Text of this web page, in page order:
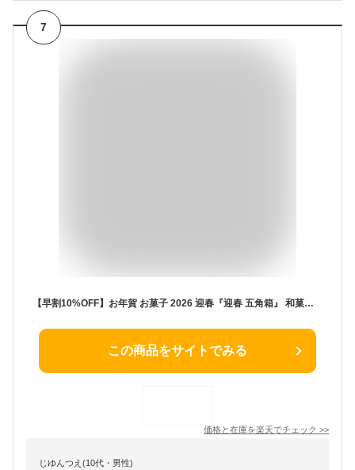
7
【早割10%OFF】お年賀 お菓子 2026 迎春『迎春 五角箱』 和菓子 詰め合わせ うま年 午 ギフト プレゼント 美味 菓子折り 銘菓 どら焼き 最中 饅頭 スイーツ 手土産 お茶請け 高級 お取り寄せ 年末年始 謹賀新年 お祝い 正月 賀正 送料無料
この商品をサイトでみる
価格と在庫を楽天でチェック >>
じゆんつえ(10代・男性)